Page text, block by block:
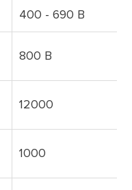
400 - 690 В
800 В
12000
1000